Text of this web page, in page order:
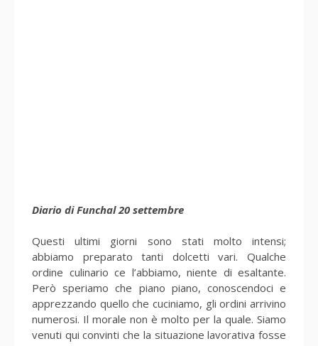
Diario di Funchal 20 settembre
Questi ultimi giorni sono stati molto intensi;
abbiamo preparato tanti dolcetti vari. Qualche
ordine culinario ce l’abbiamo, niente di esaltante.
Però speriamo che piano piano, conoscendoci e
apprezzando quello che cuciniamo, gli ordini arrivino
numerosi. Il morale non è molto per la quale. Siamo
venuti qui convinti che la situazione lavorativa fosse